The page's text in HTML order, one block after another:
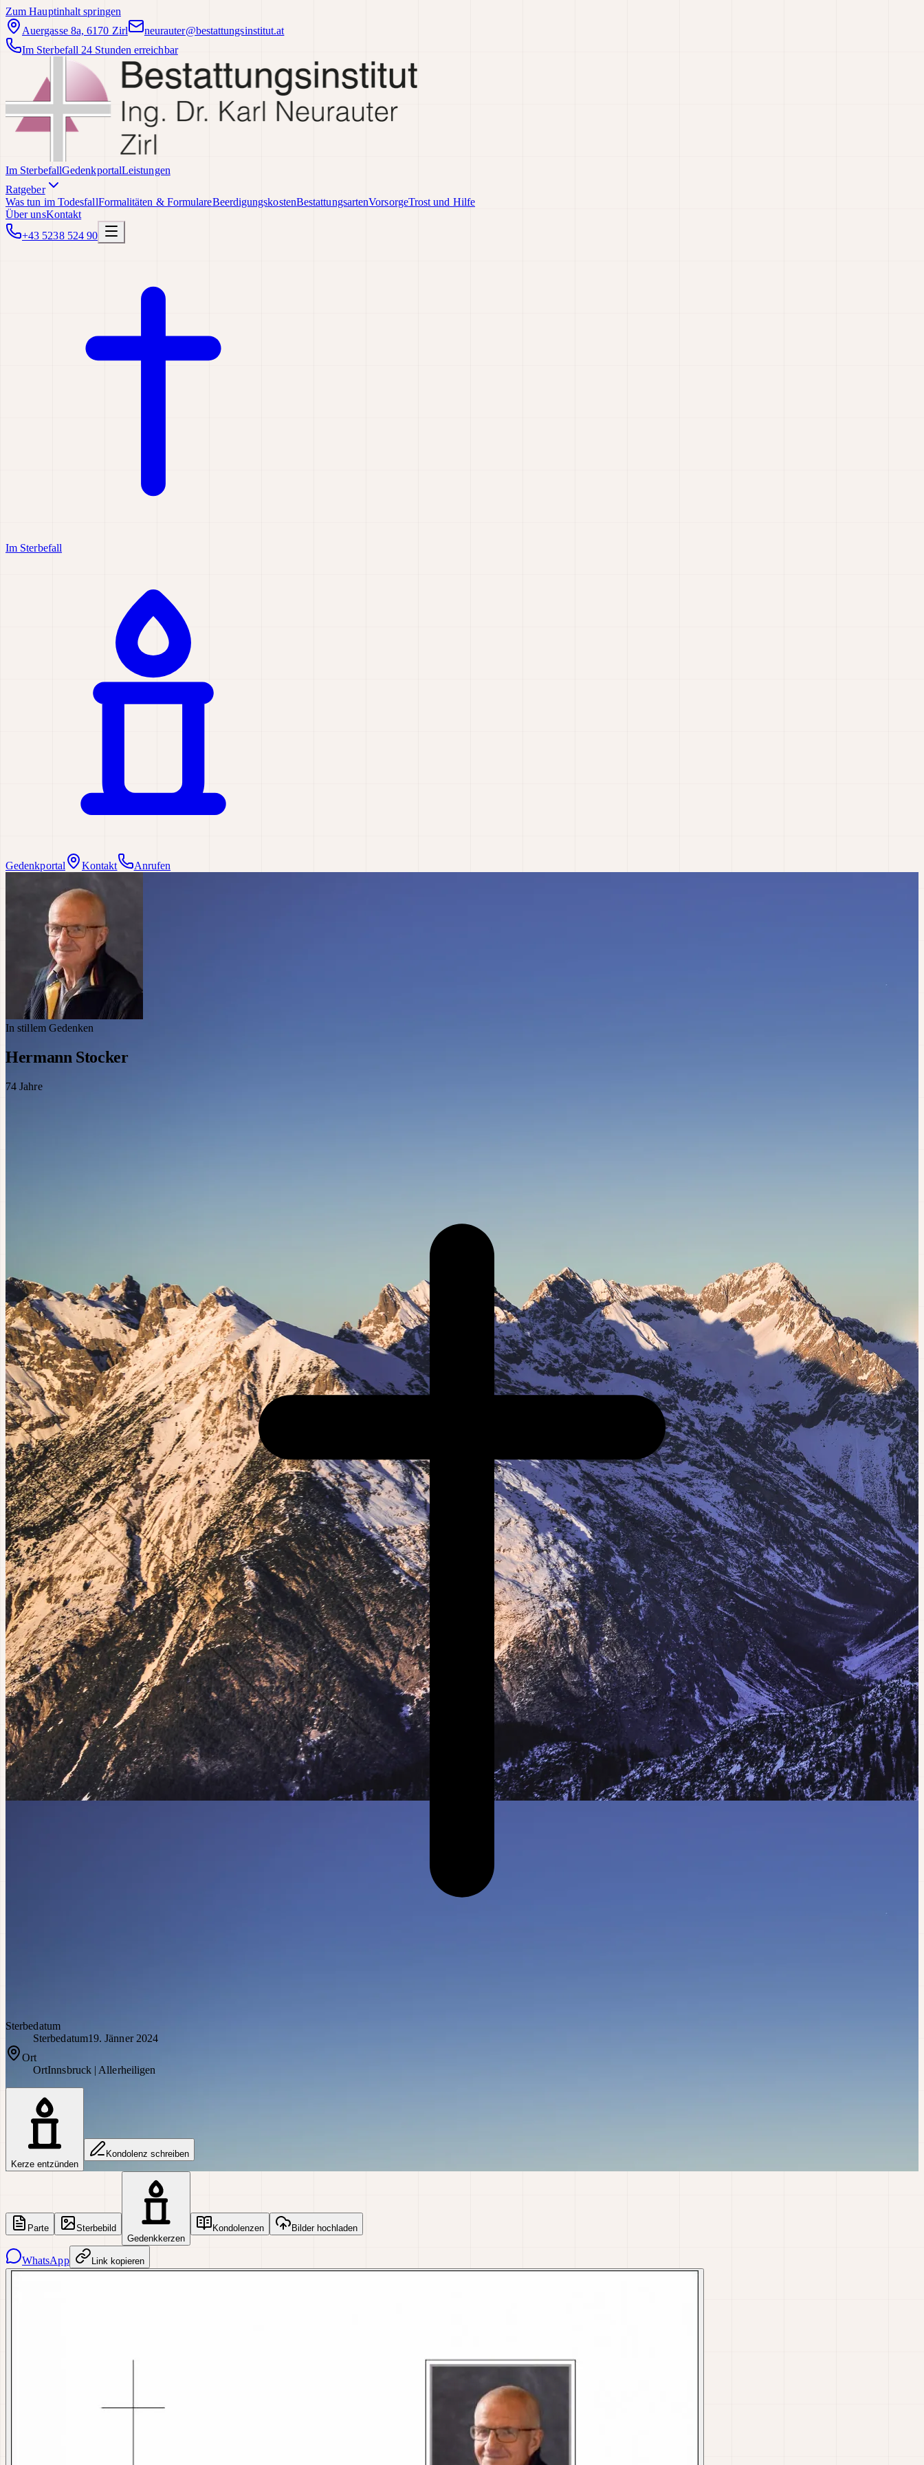
Zum Hauptinhalt springen
Auergasse 8a, 6170 Zirl
neurauter@bestattungsinstitut.at
Im Sterbefall 24 Stunden erreichbar
Im SterbefallGedenkportalLeistungen
Ratgeber
Was tun im TodesfallFormalitäten & FormulareBeerdigungskostenBestattungsartenVorsorgeTrost und Hilfe
Über unsKontakt
+43 5238 524 90
Im Sterbefall
Gedenkportal Kontakt Anrufen
In stillem Gedenken
Hermann Stocker
74 Jahre
Sterbedatum
Sterbedatum19. Jänner 2024
Ort
OrtInnsbruck | Allerheiligen
Kerze entzünden
Kondolenz schreiben
Parte
Sterbebild
Gedenkkerzen
Kondolenzen Bilder hochladen
WhatsApp Link kopieren